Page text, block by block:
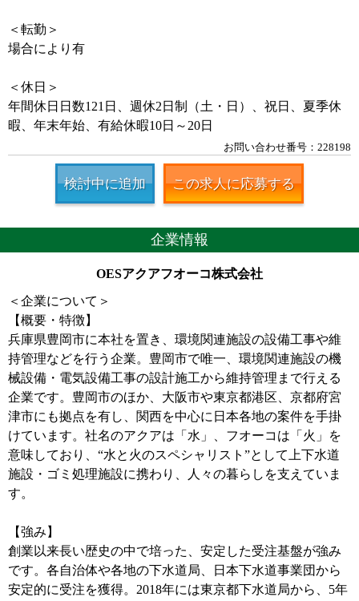
＜転勤＞
場合により有
＜休日＞
年間休日日数121日、週休2日制（土・日）、祝日、夏季休
暇、年末年始、有給休暇10日～20日
お問い合わせ番号：228198
検討中に追加 この求人に応募する
企業情報
OESアクアフオーコ株式会社
＜企業について＞
【概要・特徴】
兵庫県豊岡市に本社を置き、環境関連施設の設備工事や維
持管理などを行う企業。豊岡市で唯一、環境関連施設の機
械設備・電気設備工事の設計施工から維持管理まで行える
企業です。豊岡市のほか、大阪市や東京都港区、京都府宮
津市にも拠点を有し、関西を中心に日本各地の案件を手掛
けています。社名のアクアは「水」、フオーコは「火」を
意味しており、“水と火のスペシャリスト”として上下水道
施設・ゴミ処理施設に携わり、人々の暮らしを支えていま
す。
【強み】
創業以来長い歴史の中で培った、安定した受注基盤が強み
です。各自治体や各地の下水道局、日本下水道事業団から
安定的に受注を獲得。2018年には東京都下水道局から、5年